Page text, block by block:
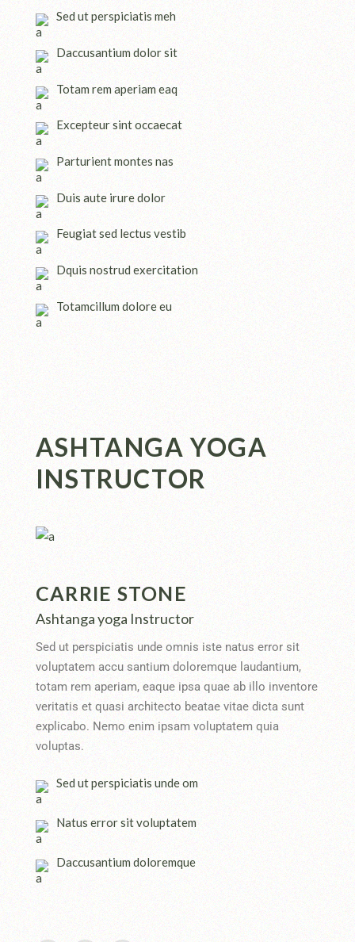
Sed ut perspiciatis meh
Daccusantium dolor sit
Totam rem aperiam eaq
Excepteur sint occaecat
Parturient montes nas
Duis aute irure dolor
Feugiat sed lectus vestib
Dquis nostrud exercitation
Totamcillum dolore eu
ASHTANGA YOGA
INSTRUCTOR
CARRIE STONE
Ashtanga yoga Instructor
Sed ut perspiciatis unde omnis iste natus error sit
voluptatem accu santium doloremque laudantium,
totam rem aperiam, eaque ipsa quae ab illo inventore
veritatis et quasi architecto beatae vitae dicta sunt
explicabo. Nemo enim ipsam voluptatem quia
voluptas.
Sed ut perspiciatis unde om
Natus error sit voluptatem
Daccusantium doloremque